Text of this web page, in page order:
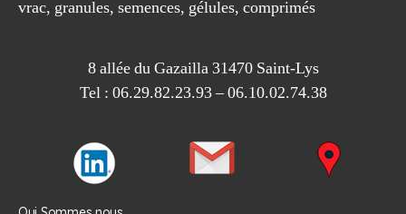
vrac, granules, semences, gélules, comprimés
8 allée du Gazailla 31470 Saint-Lys
Tel : 06.29.82.23.93 – 06.10.02.74.38